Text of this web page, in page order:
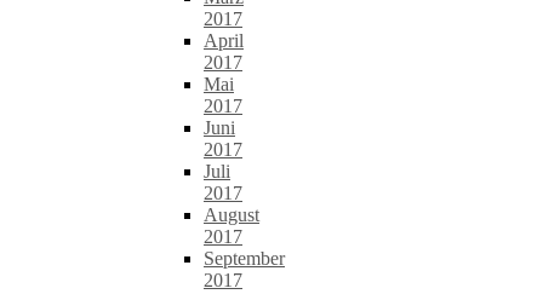
2017
April
2017
Mai
2017
Juni
2017
Juli
2017
August
2017
September
2017